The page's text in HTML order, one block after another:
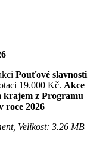
Pouťové slavnosti
19.000 Kč. Akce
krajem z Programu
roce 2026
Velikost: 3.26 MB